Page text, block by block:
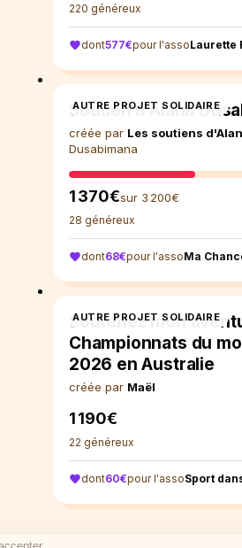
Continuer sans accepter
220 généreux
dont577€pour l'assoLaurette
AUTRE PROJET SOLIDAIRE
5%pour Ma Chance Moi Aussi
Soutien à Alana
créée par Les soutiens
Dusabimana
1 370€sur 3 200€
28 généreux
dont68€pour l'assoMa
AUTRE PROJET SOLIDAIRE
5%pour Sport dans la ville
Soutenez mon
Championnats du
2026 en Australie
créée par Maël
1 190€
22 généreux
dont60€pour l'assoSport